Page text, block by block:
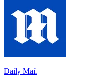
Daily Mail